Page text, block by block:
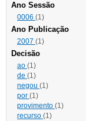
Ano Sessão
0006 (1)
Ano Publicação
2007 (1)
Decisão
ao (1)
de (1)
negou (1)
por (1)
provimento (1)
recurso (1)